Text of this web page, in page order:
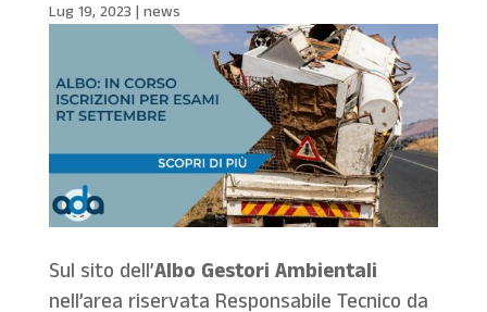
Lug 19, 2023 news
Sul sito dell’Albo Gestori Ambientali
nell’area riservata Responsabile Tecnico da